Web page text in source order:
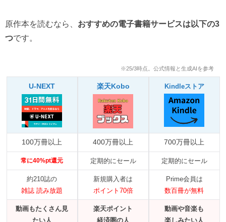
原作本を読むなら、 おすすめの電子書籍サービスは以下の3
つです。
※25/3時点。公式情報と生成AIを参考
U-NEXT 楽天Kobo Kindleストア
100万冊以上 400万冊以上 700万冊以上
常に40%pt還元 定期的にセール 定期的にセール
約210誌の
雑誌 読み放題
新規購入者は
ポイント70倍
Prime会員は
数百冊が無料
動画もたくさん見
たい人
楽天ポイント
経済圏の人
動画や音楽も
楽しみたい人